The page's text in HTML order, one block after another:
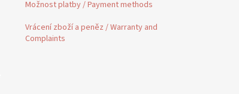
Možnost platby / Payment methods
Vrácení zboží a peněz / Warranty and
Complaints